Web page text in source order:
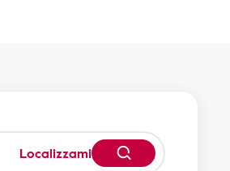
Localizzami